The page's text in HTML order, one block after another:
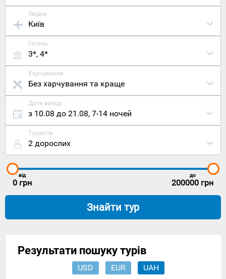
Звідки
Київ
Готель
3*, 4*
Харчування
Без харчування та краще
Дата виїзду
з 10.08 до 21.08, 7-14 ночей
Туристів
2 дорослих
від
0 грн
до
200000 грн
Знайти тур
Результати пошуку турів
USD EUR UAH